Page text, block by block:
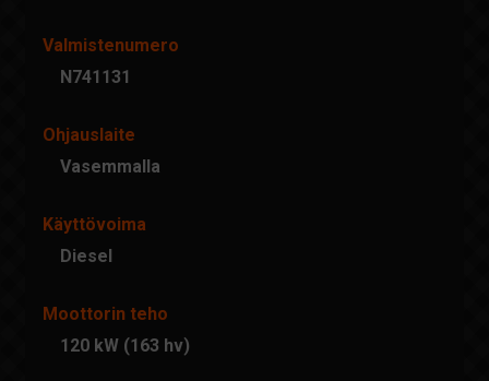
Valmistenumero
N741131
Ohjauslaite
Vasemmalla
Käyttövoima
Diesel
Moottorin teho
120 kW (163 hv)